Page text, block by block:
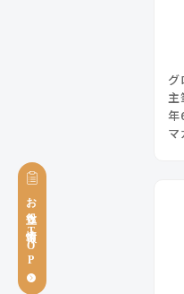
主
年
マ
お役立ち情報TOP